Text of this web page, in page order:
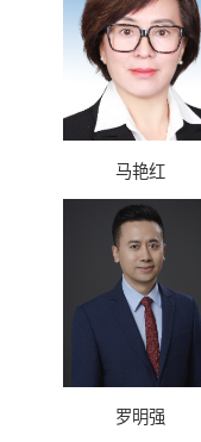
马艳红
罗明强